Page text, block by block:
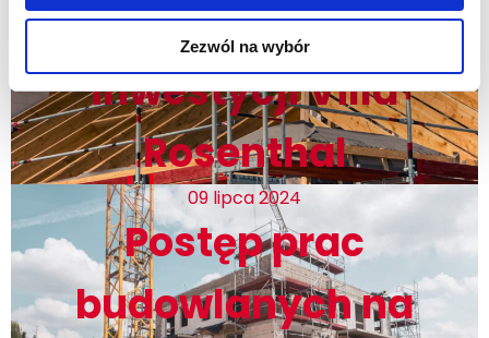
Zezwól na wybór
budowlanych na
inwestycji Villa
Rosenthal
09 lipca 2024
Postęp prac
budowlanych na